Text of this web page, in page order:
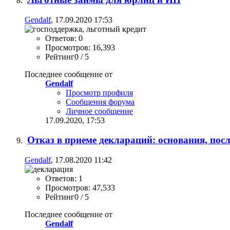
Gendalf, 17.09.2020 17:53
Ответов: 0
Просмотров: 16,393
Рейтинг0 / 5
Последнее сообщение от
Gendalf
Просмотр профиля
Сообщения форума
Личное сообщение
17.09.2020, 17:53
Отказ в приеме деклараций: основания,
Gendalf, 17.08.2020 11:42
Ответов: 1
Просмотров: 47,533
Рейтинг0 / 5
Последнее сообщение от
Gendalf